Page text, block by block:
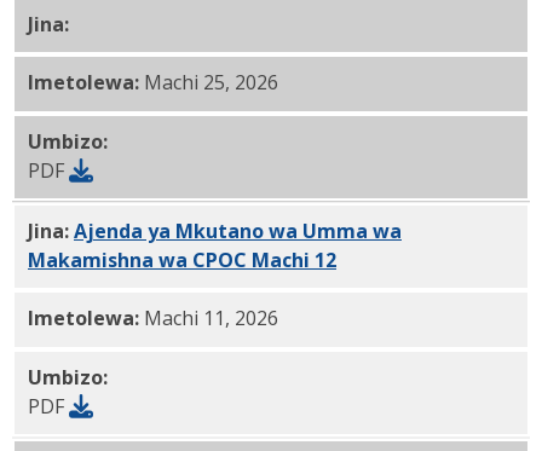
Jina:Ajenda ya Mkutano wa Umma wa Makamishna
Imetolewa: Machi 25, 2026
Umbizo:
PDF
Jina:Ajenda ya Mkutano wa Umma wa
Makamishna wa CPOC Machi 12, 2026 PDF
Imetolewa: Machi 11, 2026
Umbizo:
PDF